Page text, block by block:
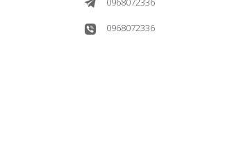
0968072336